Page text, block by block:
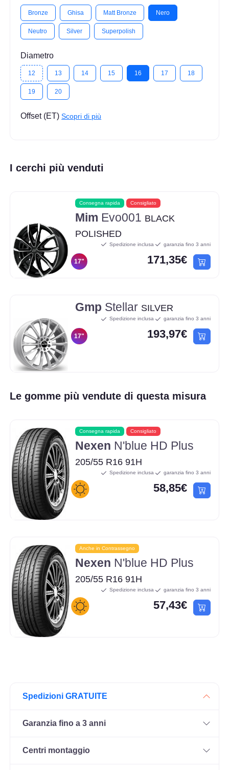
Bronze Ghisa Matt Bronze Nero
Neutro Silver Superpolish
Diametro
12 13 14 15 16 17 18
19 20
Offset (ET)Scopri di più
I cerchi più venduti
Consegna rapida Consigliato
Mim Evo001 BLACK
POLISHED
17"
Spedizione inclusa garanzia fino 3 anni
171,35€
Gmp Stellar SILVER
17"
Spedizione inclusa garanzia fino 3 anni
193,97€
Le gomme più vendute di questa misura
Consegna rapida Consigliato
Nexen N'blue HD Plus
205/55 R16 91H
Spedizione inclusa garanzia fino 3 anni
58,85€
Anche in Contrassegno
Nexen N'blue HD Plus
205/55 R16 91H
Spedizione inclusa garanzia fino 3 anni
57,43€
Spedizioni GRATUITE
Garanzia fino a 3 anni
Centri montaggio